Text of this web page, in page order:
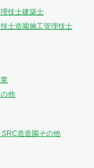
技士建築士
士造園施工管理技士
他
SRC造造園 その他